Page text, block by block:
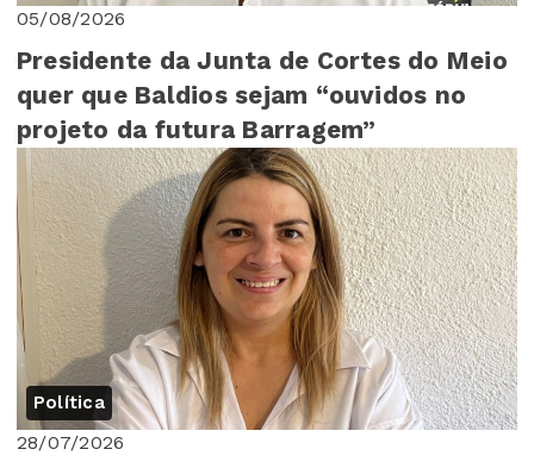
05/08/2026
Presidente da Junta de Cortes do Meio
quer que Baldios sejam “ouvidos no
projeto da futura Barragem”
Política
28/07/2026